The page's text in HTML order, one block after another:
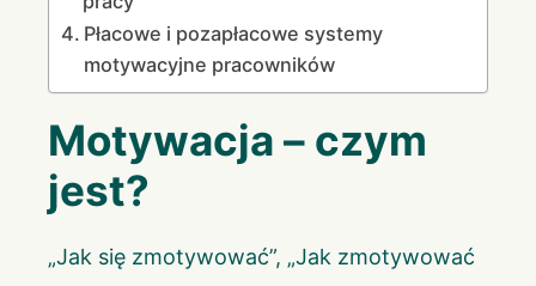
Płacowe i pozapłacowe systemy
motywacyjne pracowników
Motywacja – czym
jest?
„Jak się zmotywować”, „Jak zmotywować